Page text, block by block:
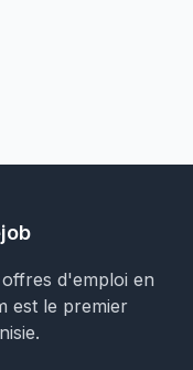
d'emploi en
est le premier